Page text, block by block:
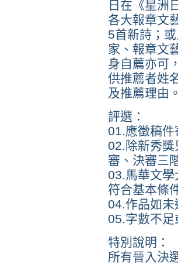
日在《星洲
各大報章文
5首新詩；
家、報章文
身自薦亦可
供推薦者姓
及推薦理由。
評選：
01.應徵稿件
02.除新秀獎
審、決審三
03.馬華文學
符合基本條
04.作品如未
05.字數不足
特別說明：
所有晉入決